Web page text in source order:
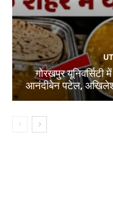
गोरखपुर
आनंदीबेन पटेल, अखिलेश